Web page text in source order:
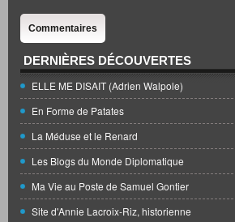
Commentaires
DERNIÈRES DÉCOUVERTES
ELLE ME DISAIT (Adrien Walpole)
En Forme de Patates
La Méduse et le Renard
Les Blogs du Monde Diplomatique
Ma Vie au Poste de Samuel Gontier
Site d'Annie Lacroix-Riz, historienne